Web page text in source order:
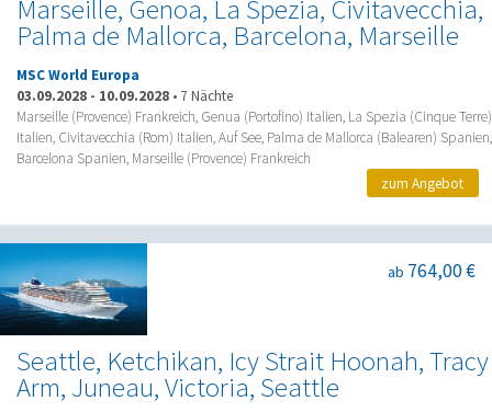
Marseille, Genoa, La Spezia, Civitavecchia,
Palma de Mallorca, Barcelona, Marseille
MSC World Europa
03.09.2028 - 10.09.2028 • 7 Nächte
Marseille (Provence) Frankreich, Genua (Portofino) Italien, La Spezia (Cinque Terre)
Italien, Civitavecchia (Rom) Italien, Auf See, Palma de Mallorca (Balearen) Spanien,
Barcelona Spanien, Marseille (Provence) Frankreich
zum Angebot
Seattle, Ketchikan, Icy Strait Hoonah, Tracy
Arm, Juneau, Victoria, Seattle
ab 764,00 €